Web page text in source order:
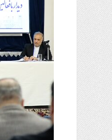
گاز
و
پتروشیمی
صنعت
و
خودرو
استارت
آپ
و
فن
آوری
بانک